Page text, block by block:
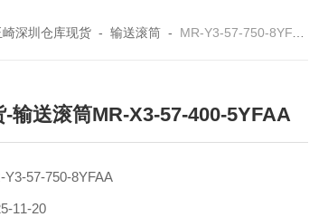
深圳仓库现货- 输送滚筒- MR-Y3-57-750-8YFAA10月到货现货-输送滚筒MR-X3-57-400-5YFAA
-输送滚筒MR-X3-57-400-5YFAA
Y3-57-750-8YFAA
11-20